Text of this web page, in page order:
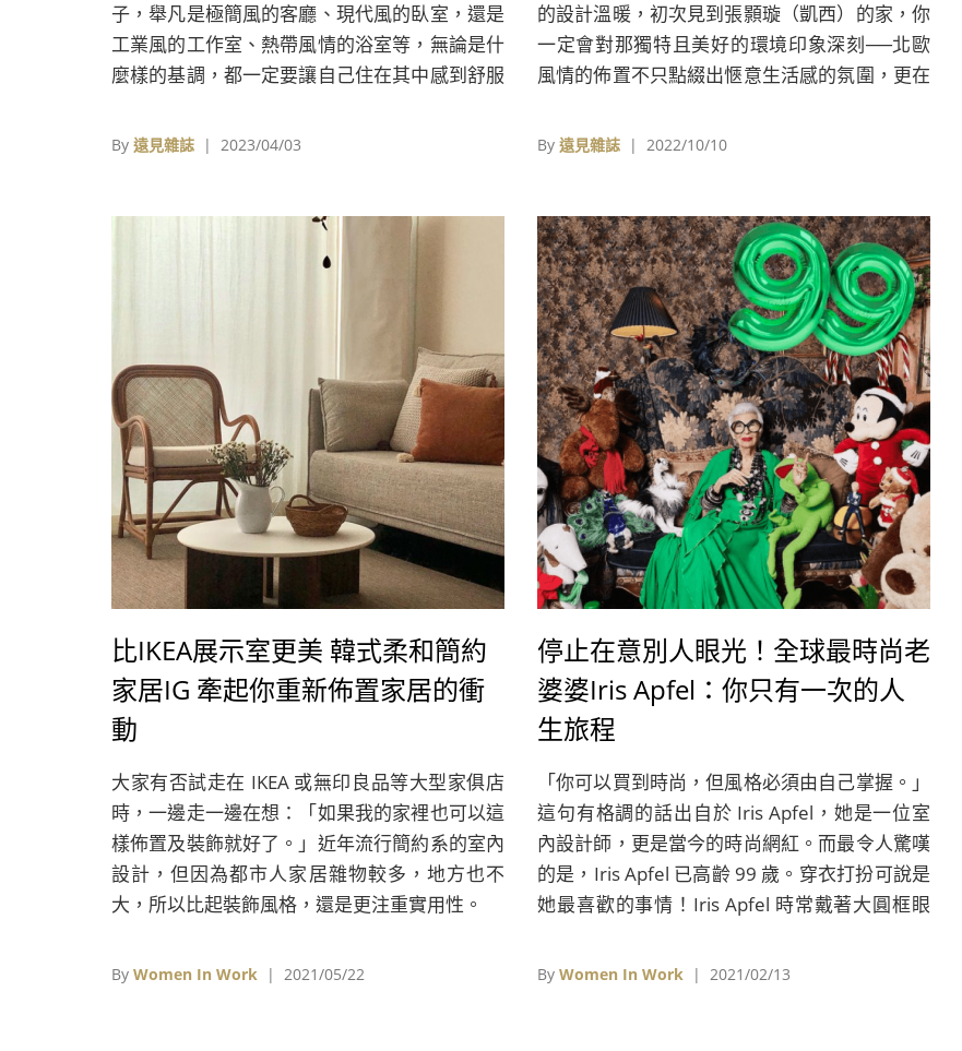
子，舉凡是極簡風的客廳、現代風的臥室，還是
工業風的工作室、熱帶風情的浴室等，無論是什
麼樣的基調，都一定要讓自己住在其中感到舒服
By 遠見雜誌 | 2023/04/03
的設計溫暖，初次見到張顥璇（凱西）的家，你
一定會對那獨特且美好的環境印象深刻──北歐
風情的佈置不只點綴出愜意生活感的氛圍，更在
漫。
By 遠見雜誌 | 2022/10/10
比IKEA展示室更美 韓式柔和簡約
家居IG 牽起你重新佈置家居的衝
動
大家有否試走在 IKEA 或無印良品等大型家俱店
時，一邊走一邊在想：「如果我的家裡也可以這
樣佈置及裝飾就好了。」近年流行簡約系的室內
設計，但因為都市人家居雜物較多，地方也不
大，所以比起裝飾風格，還是更注重實用性。
By Women In Work | 2021/05/22
停止在意別人眼光！全球最時尚老
婆婆Iris Apfel：你只有一次的人
生旅程
「你可以買到時尚，但風格必須由自己掌握。」
這句有格調的話出自於 Iris Apfel，她是一位室
內設計師，更是當今的時尚網紅。而最令人驚嘆
的是，Iris Apfel 已高齡 99 歲。穿衣打扮可說是
她最喜歡的事情！Iris Apfel 時常戴著大圓框眼
被年齡設限自己的想法，被稱為史上最高齡的時
By Women In Work | 2021/02/13